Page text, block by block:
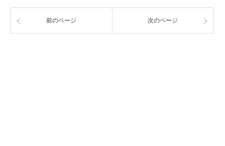
前のページ 次のページ